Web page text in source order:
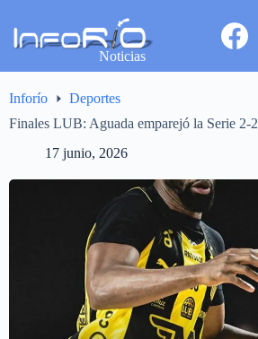
Noticias
Inforío
Deportes
Finales LUB: Aguada emparejó la Serie 2-2
17 junio, 2026